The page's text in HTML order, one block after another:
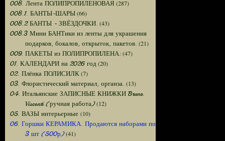
008. Лента ПОЛИПРОПИЛЕНОВАЯ (287)
008.1. БАНТЫ-ШАРЫ(66)
008.2 БАНТЫ - ЗВЁЗДОЧКИ. (43)
008.3 Мини БАНТики из ленты для украшения
подарков, бокалов, открыток, пакетов. (21)
009. ПАКЕТЫ из ПОЛИПРОПИЛЕНА:(47)
01. КАЛЕНДАРИ на 2026 год (20)
02. Плёнка ПОЛИСИЛК(7)
03. Флористический материал, органза. (13)
04. Итальянские ЗАПИСНЫЕ КНИЖКИ Bruno
Visconti (ручная работа)(12)
05. ВАЗЫ интерьерные (10)
06. Горшки КЕРАМИКА. Продаются наборами по
3 шт (500р)(41)